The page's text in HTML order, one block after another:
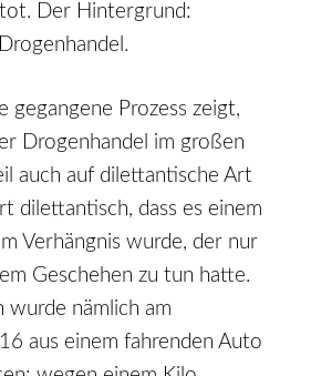
Der Hintergrund:
gegangene Prozess zeigt,
Drogenhandel im großen
auch auf dilettantische Art
dilettantisch, dass es einem
Verhängnis wurde, der nur
Geschehen zu tun hatte.
wurde nämlich am
aus einem fahrenden Auto